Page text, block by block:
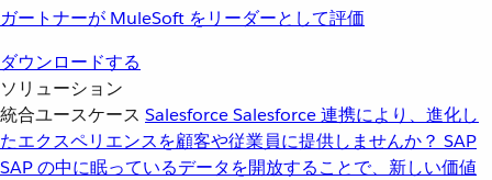
ガートナーが MuleSoft をリーダーとして評価
ダウンロードする
ソリューション
統合ユースケース SalesforceSalesforce 連携により、進化し
たエクスペリエンスを顧客や従業員に提供しませんか？ SAP
SAP の中に眠っているデータを開放することで、新しい価値